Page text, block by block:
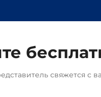
свяжется с